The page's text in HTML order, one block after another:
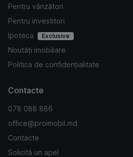
Pentru vânzători
Pentru investitori
Ipoteca
Exclusive
Noutăți imobiliare
Politica de confidențialitate
Contacte
078 088 886
office@proimobil.md
Contacte
Solicită un apel